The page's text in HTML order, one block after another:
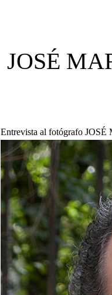
JOSÉ
Entrevista al fotógrafo